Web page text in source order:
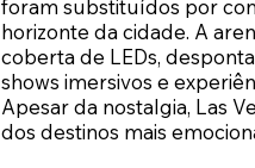
foram substituídos por
horizonte da cidade. A
coberta de LEDs,
shows imersivos e
Apesar da nostalgia, Las
dos destinos mais